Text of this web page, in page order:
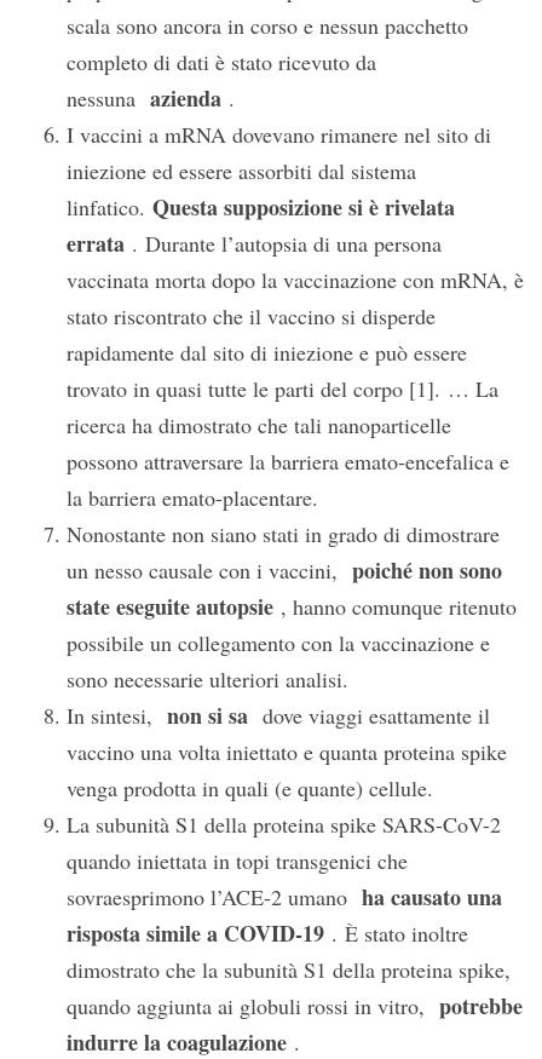
scala sono ancora in corso e nessun pacchetto
completo di dati è stato ricevuto da
nessuna azienda .
I vaccini a mRNA dovevano rimanere nel sito di
iniezione ed essere assorbiti dal sistema
linfatico. Questa supposizione si è rivelata
errata . Durante l’autopsia di una persona
vaccinata morta dopo la vaccinazione con mRNA, è
stato riscontrato che il vaccino si disperde
rapidamente dal sito di iniezione e può essere
trovato in quasi tutte le parti del corpo [1]. … La
ricerca ha dimostrato che tali nanoparticelle
possono attraversare la barriera emato-encefalica e
la barriera emato-placentare.
Nonostante non siano stati in grado di dimostrare
un nesso causale con i vaccini, poiché non sono
state eseguite autopsie , hanno comunque ritenuto
possibile un collegamento con la vaccinazione e
sono necessarie ulteriori analisi.
In sintesi, non si sa dove viaggi esattamente il
vaccino una volta iniettato e quanta proteina spike
venga prodotta in quali (e quante) cellule.
La subunità S1 della proteina spike SARS-CoV-2
quando iniettata in topi transgenici che
sovraesprimono l’ACE-2 umano ha causato una
risposta simile a COVID-19 . È stato inoltre
dimostrato che la subunità S1 della proteina spike,
quando aggiunta ai globuli rossi in vitro, potrebbe
indurre la coagulazione .